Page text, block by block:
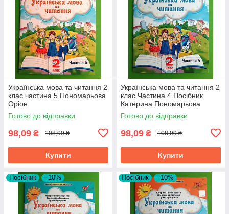
Українська мова та читання 2
клас частина 5 Пономарьова
Оріон
Готово до відправки
98,09 ₴ 108,99 ₴
Купити
Українська мова та читання 2
клас Частина 4 Посібник
Катерина Пономарьова
Оріон
Готово до відправки
98,09 ₴ 108,99 ₴
Купити
Посібник –10% Посібник –10%